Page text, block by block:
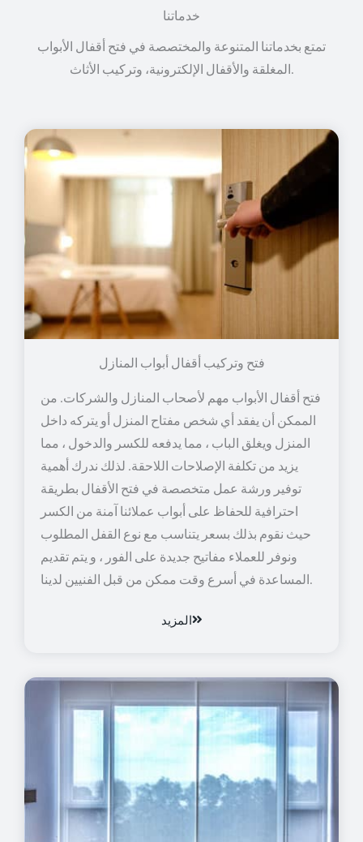
خدماتنا
تمتع بخدماتنا المتنوعة والمختصصة في فتح أقفال الأبواب
فتح وتركيب أقفال أبواب المنازل
فتح أقفال الأبواب مهم لأصحاب المنازل والشركات. من
الممكن أن يفقد أي شخص مفتاح المنزل أو يتركه داخل
المنزل ويغلق الباب ، مما يدفعه للكسر والدخول ، مما
يزيد من تكلفة الإصلاحات اللاحقة. لذلك ندرك أهمية
توفير ورشة عمل متخصصة في فتح الأقفال بطريقة
احترافية للحفاظ على أبواب عملائنا آمنة من الكسر
حيث نقوم بذلك بسعر يتناسب مع نوع القفل المطلوب
ونوفر للعملاء مفاتيح جديدة على الفور ، و يتم تقديم
المساعدة في أسرع وقت ممكن من قبل الفنيين لدينا.
المزيد